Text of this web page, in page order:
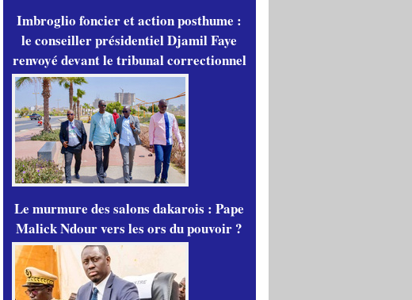
Imbroglio foncier et action posthume :
le conseiller présidentiel Djamil Faye
renvoyé devant le tribunal correctionnel
Le murmure des salons dakarois : Pape
Malick Ndour vers les ors du pouvoir ?